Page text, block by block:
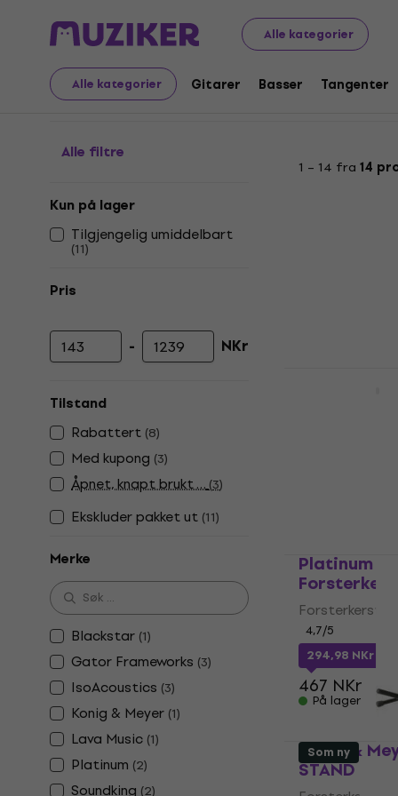
Alle kategorier
Alle kategorier Gitarer Basser Tangenter
Musikkinstrumenter Gitarer Gitarkombinasjoner
Forsterkerstativ
Alle filtre
Kun på lager
Tilgjengelig umiddelbart
(11)
Pris
Minimumspris
- Maksimal pris
NKr
Tilstand
Rabattert (8)
Med kupong (3)
Åpnet, knapt brukt …(3)
Ekskluder pakket ut (11)
Merke
Blackstar (1)
Gator Frameworks (3)
IsoAcoustics (3)
Konig & Meyer (1)
Lava Music (1)
Platinum (2)
Soundking (2)
1 – 14 fra 14
Platinum
Forsterkerstativ
4,7/5
294,98 NKr
467 NKr
På lager
Konig &
STAND
Som ny